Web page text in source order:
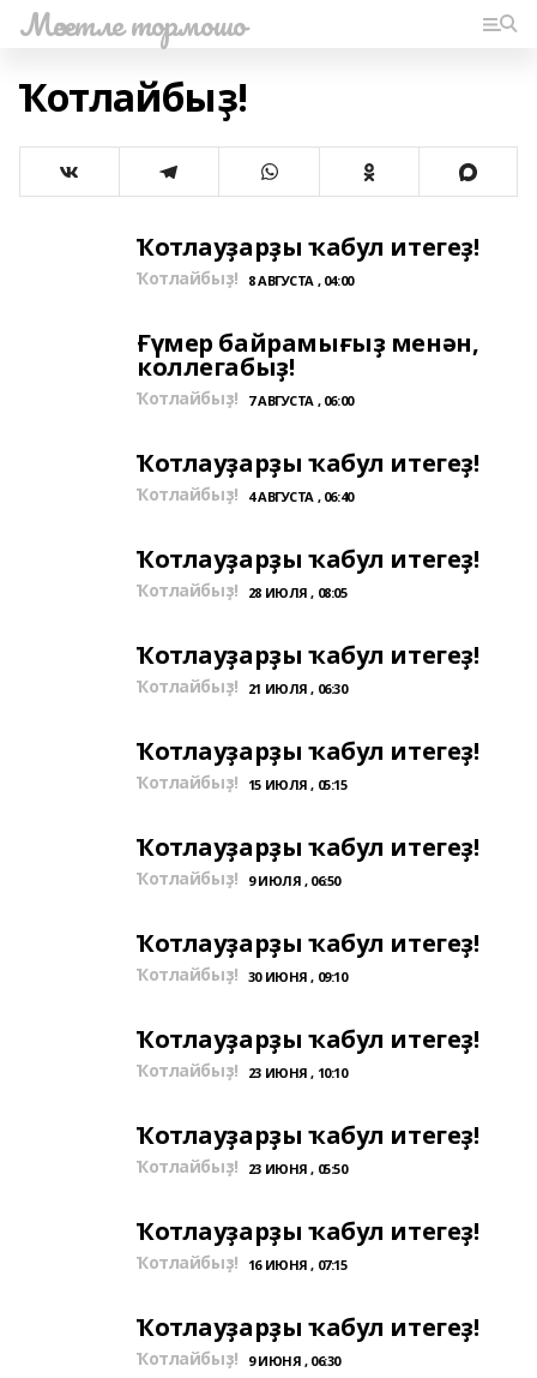
Мәсетле тормошо
Ҡотлайбыҙ!
Ҡотлауҙарҙы ҡабул итегеҙ!
Ҡотлайбыҙ! 8 АВГУСТА , 04:00
Ғүмер байрамығыҙ менән,
коллегабыҙ!
Ҡотлайбыҙ! 7 АВГУСТА , 06:00
Ҡотлауҙарҙы ҡабул итегеҙ!
Ҡотлайбыҙ! 4 АВГУСТА , 06:40
Ҡотлауҙарҙы ҡабул итегеҙ!
Ҡотлайбыҙ! 28 ИЮЛЯ , 08:05
Ҡотлауҙарҙы ҡабул итегеҙ!
Ҡотлайбыҙ! 21 ИЮЛЯ , 06:30
Ҡотлауҙарҙы ҡабул итегеҙ!
Ҡотлайбыҙ! 15 ИЮЛЯ , 05:15
Ҡотлауҙарҙы ҡабул итегеҙ!
Ҡотлайбыҙ! 9 ИЮЛЯ , 06:50
Ҡотлауҙарҙы ҡабул итегеҙ!
Ҡотлайбыҙ! 30 ИЮНЯ , 09:10
Ҡотлауҙарҙы ҡабул итегеҙ!
Ҡотлайбыҙ! 23 ИЮНЯ , 10:10
Ҡотлауҙарҙы ҡабул итегеҙ!
Ҡотлайбыҙ! 23 ИЮНЯ , 05:50
Ҡотлауҙарҙы ҡабул итегеҙ!
Ҡотлайбыҙ! 16 ИЮНЯ , 07:15
Ҡотлауҙарҙы ҡабул итегеҙ!
Ҡотлайбыҙ! 9 ИЮНЯ , 06:30